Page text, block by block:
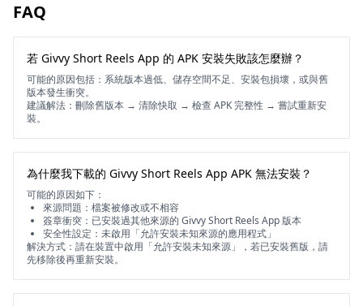
FAQ
若 Givvy Short Reels App 的 APK 安裝失敗該怎麼辦？
可能的原因包括：系統版本過低、儲存空間不足、安裝包損壞，或與舊
版本發生衝突。
建議解法：刪除舊版本 → 清除快取 → 檢查 APK 完整性 → 嘗試重新安
裝。
為什麼我下載的 Givvy Short Reels App APK 無法安裝？
可能的原因如下：
來源問題：檔案被修改或不相容
簽章衝突：已安裝過其他來源的 Givvy Short Reels App 版本
安全性設定：未啟用「允許安裝未知來源的應用程式」
解決方式：請在裝置中啟用「允許安裝未知來源」，若已安裝舊版，請
先移除後再重新安裝。